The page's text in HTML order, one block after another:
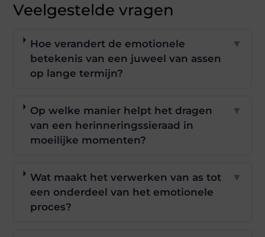
Veelgestelde vragen
Hoe verandert de emotionele
betekenis van een juweel van assen
op lange termijn?
▼
Op welke manier helpt het dragen
van een herinneringssieraad in
moeilijke momenten?
▼
Wat maakt het verwerken van as tot
een onderdeel van het emotionele
proces?
▼